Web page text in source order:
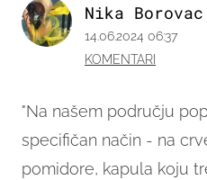
"Na našem području
specifičan način - na
pomidore, kapula koju
Nika Borovac
14.06.2024 06:37
KOMENTARI